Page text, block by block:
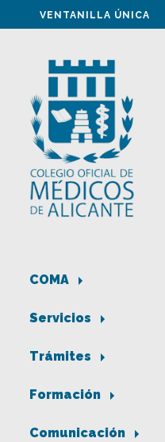
VENTANILLA ÚNICA
COMA
Servicios
Trámites
Formación
Comunicación